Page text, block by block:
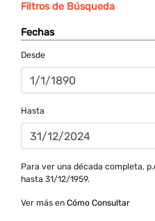
Filtros de Búsqueda
Fechas
Desde
Hasta
Para ver una década completa,
hasta 31/12/1959.
Ver más en Cómo Consultar